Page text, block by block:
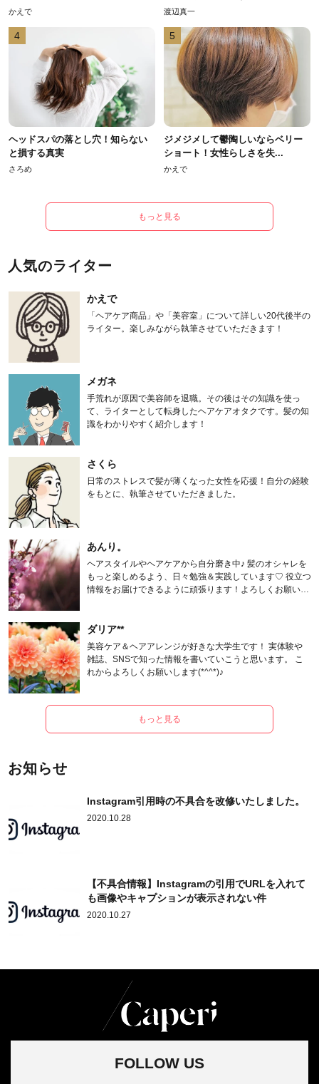
かえで 渡辺真一
4
ヘッドスパの落とし穴！知らない
と損する真実
さろめ
5
ジメジメして鬱陶しいならベリー
ショート！女性らしさを失...
かえで
もっと見る
人気のライター
かえで
「ヘアケア商品」や「美容室」について詳しい20代後半の
ライター。楽しみながら執筆させていただきます！
メガネ
手荒れが原因で美容師を退職。その後はその知識を使っ
て、ライターとして転身したヘアケアオタクです。髪の知
識をわかりやすく紹介します！
さくら
日常のストレスで髪が薄くなった女性を応援！自分の経験
をもとに、執筆させていただきました。
あんり。
ヘアスタイルやヘアケアから自分磨き中♪ 髪のオシャレを
もっと楽しめるよう、日々勉強＆実践しています♡ 役立つ
情報をお届けできるように頑張ります！よろしくお願いし
ダリア**
美容ケア＆ヘアアレンジが好きな大学生です！ 実体験や
雑誌、SNSで知った情報を書いていこうと思います。 こ
れからよろしくお願いします(*^^*)♪
もっと見る
お知らせ
Instagram引用時の不具合を改修いたしました。
2020.10.28
【不具合情報】Instagramの引用でURLを入れて
も画像やキャプションが表示されない件
2020.10.27
FOLLOW US